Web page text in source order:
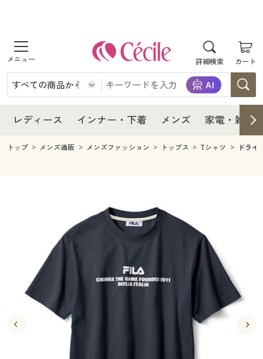
詳細検索 カート
商品を探す
レディース
レディースファッション
インナー・下着
インナー・下着通販すべて
ジュニア・ティーンズ下着
メンズ
メンズ下着
キッチン・雑貨・日用品
寝具・インテリア・家具
寝具・インテリア・家具通販すべて
家具・収納
寝具・ベッド
カーテン・ラグ・ファブリック
美容・健康
美容・健康通販すべて
美容・健康・サプリメント
制服・スクール
制服・スクールすべて
大きいサイズ
大きいサイズ通販すべて
レディース インナー・下着 メンズ 家電・雑貨
レディース
レディース通販すべて
レディースファッション
インナー・下着
インナー・下着通販すべて
ジュニア・ティーンズ下着
メンズ
キッチン・雑貨・日用品
寝具・インテリア・家具通販すべて
寝具・ベッド
カーテン・ラグ・ファブリック
美容・健康通販すべて
美容・健康・サプリメント
制服・スクール
制服・スクールすべて
制服・学生服
ジュニア・ティーンズ下着
大きいサイズ
大きいサイズ通販すべて
大きいサイズ レディース服
バーゲン
バーゲンセール
トップ メンズ通販 メンズファッション トップス Tシャツ ドライ